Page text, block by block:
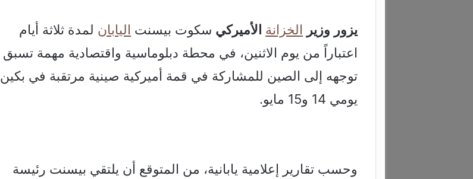
يزور وزير الخزانة الأميركي سكوت بيسنت اليابان لمدة ثلاثة أيام
اعتباراً من يوم الاثنين، في محطة دبلوماسية واقتصادية مهمة تسبق
توجهه إلى الصين للمشاركة في قمة أميركية صينية مرتقبة في بكين
يومي 14 و15 مايو.
وحسب تقارير إعلامية يابانية، من المتوقع أن يلتقي بيسنت رئيسة